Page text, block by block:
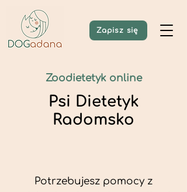
Zapisz się
Zoodietetyk online
Psi Dietetyk
Radomsko
Potrzebujesz pomocy z